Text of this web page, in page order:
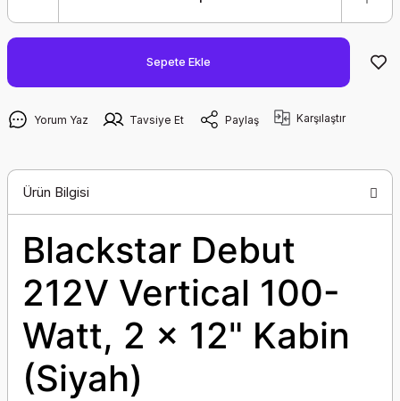
Sepete Ekle
Yorum Yaz Tavsiye Et Paylaş Karşılaştır
Ürün Bilgisi
Blackstar Debut
212V Vertical 100-
Watt, 2 x 12" Kabin
(Siyah)